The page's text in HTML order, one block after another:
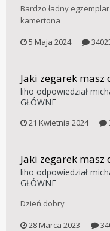
Bardzo ładny
kamertona
5 Maja 2024
Jaki zegarek masz
liho odpowiedział
GŁÓWNE
21 Kwietnia 2024
Jaki zegarek masz
liho odpowiedział
GŁÓWNE
Dzień dobry
28 Marca 2023